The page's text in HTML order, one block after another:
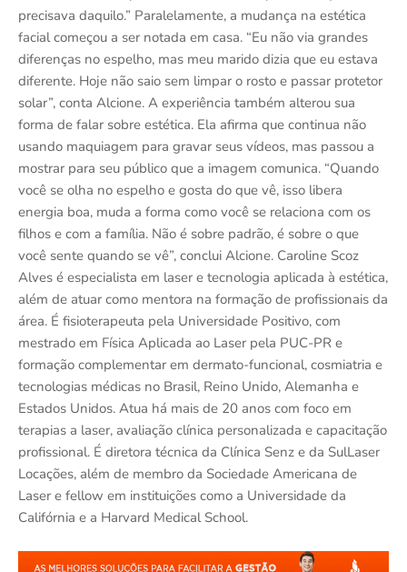
precisava daquilo.” Paralelamente, a mudança na estética
facial começou a ser notada em casa. “Eu não via grandes
diferenças no espelho, mas meu marido dizia que eu estava
diferente. Hoje não saio sem limpar o rosto e passar protetor
solar”, conta Alcione. A experiência também alterou sua
forma de falar sobre estética. Ela afirma que continua não
usando maquiagem para gravar seus vídeos, mas passou a
mostrar para seu público que a imagem comunica. “Quando
você se olha no espelho e gosta do que vê, isso libera
energia boa, muda a forma como você se relaciona com os
filhos e com a família. Não é sobre padrão, é sobre o que
você sente quando se vê”, conclui Alcione. Caroline Scoz
Alves é especialista em laser e tecnologia aplicada à estética,
além de atuar como mentora na formação de profissionais da
área. É fisioterapeuta pela Universidade Positivo, com
mestrado em Física Aplicada ao Laser pela PUC-PR e
formação complementar em dermato-funcional, cosmiatria e
tecnologias médicas no Brasil, Reino Unido, Alemanha e
Estados Unidos. Atua há mais de 20 anos com foco em
terapias a laser, avaliação clínica personalizada e capacitação
profissional. É diretora técnica da Clínica Senz e da SulLaser
Locações, além de membro da Sociedade Americana de
Laser e fellow em instituições como a Universidade da
Califórnia e a Harvard Medical School.